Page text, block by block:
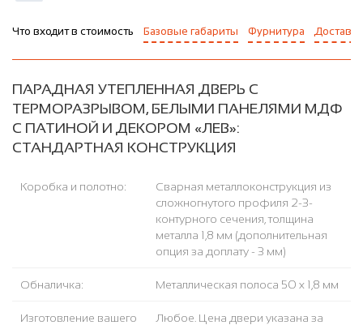
Что входит в стоимость Базовые габариты Фурнитура Доставка
ПАРАДНАЯ УТЕПЛЕННАЯ ДВЕРЬ С
ТЕРМОРАЗРЫВОМ, БЕЛЫМИ ПАНЕЛЯМИ МДФ
С ПАТИНОЙ И ДЕКОРОМ «ЛЕВ»:
СТАНДАРТНАЯ КОНСТРУКЦИЯ
Коробка и полотно:
Сварная металлоконструкция из
сложногнутого профиля 2-3-
контурного сечения, толщина
металла 1,8 мм (дополнительная
опция за доплату - 3 мм)
Обналичка: Металлическая полоса 50 х 1,8 мм
Изготовление вашего
Любое. Цена двери указана за